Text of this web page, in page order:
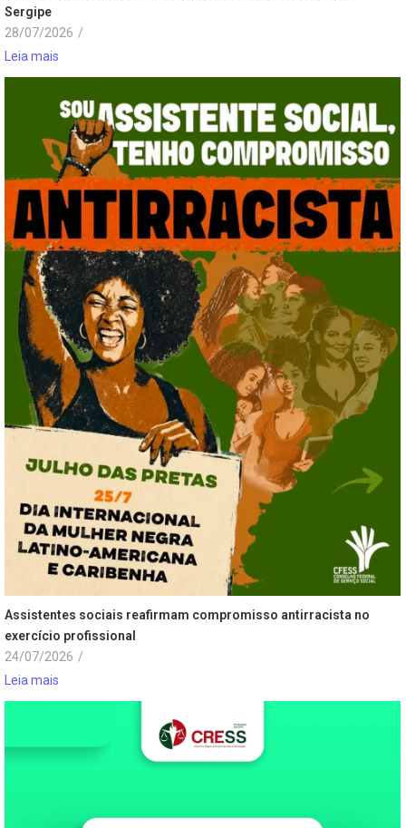
Sergipe
28/07/2026 /
Leia mais
Assistentes sociais reafirmam compromisso antirracista no
exercício profissional
24/07/2026 /
Leia mais